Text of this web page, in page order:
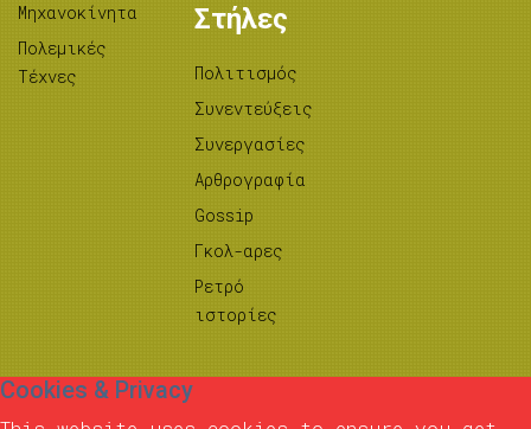
Μηχανοκίνητα
Πολεμικές
Τέχνες
Στήλες
Πολιτισμός
Συνεντεύξεις
Συνεργασίες
Αρθρογραφία
Gossip
Γκολ-αρες
Ρετρό
ιστορίες
Cookies & Privacy